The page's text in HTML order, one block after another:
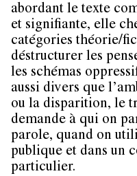
abordant le texte
et signifiante, elle
catégories théorie/
déstructurer les
les schémas
aussi divers que
ou la disparition, le
demande à qui on
parole, quand on
publique et dans un
particulier.